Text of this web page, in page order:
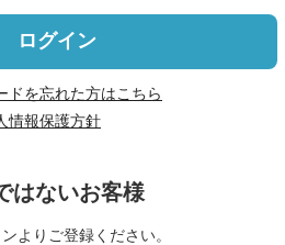
ログイン
ドを忘れた方はこちら
情報保護方針
はないお客様
よりご登録ください。